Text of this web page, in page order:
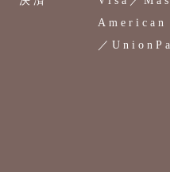
American
／